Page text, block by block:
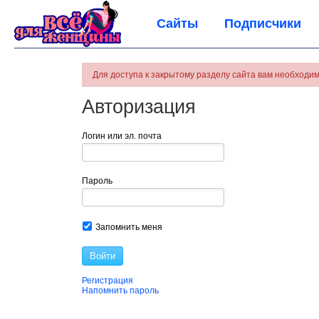
Сайты Подписчики
Для доступа к закрытому разделу сайта вам
Авторизация
Логин или эл. почта
Пароль
Запомнить меня
Войти
Регистрация
Напомнить пароль